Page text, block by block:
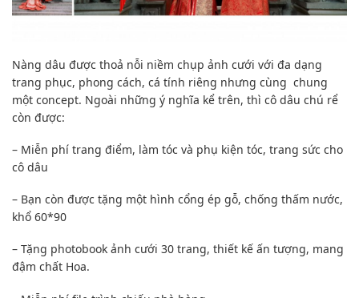
Nàng dâu được thoả nỗi niềm chụp ảnh cưới với đa dạng
trang phục, phong cách, cá tính riêng nhưng cùng chung
một concept. Ngoài những ý nghĩa kể trên, thì cô dâu chú rể
còn được:
– Miễn phí trang điểm, làm tóc và phụ kiện tóc, trang sức cho
cô dâu
– Bạn còn được tặng một hình cổng ép gỗ, chống thấm nước,
khổ 60*90
– Tặng photobook ảnh cưới 30 trang, thiết kế ấn tượng, mang
đậm chất Hoa.